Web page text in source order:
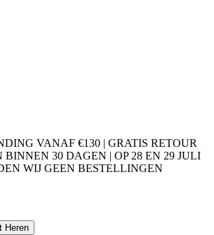
VANAF €130 | GRATIS RETOUR
BINNEN 30 DAGEN | OP 28 EN 29 JULI
WIJ GEEN BESTELLINGEN
Heren